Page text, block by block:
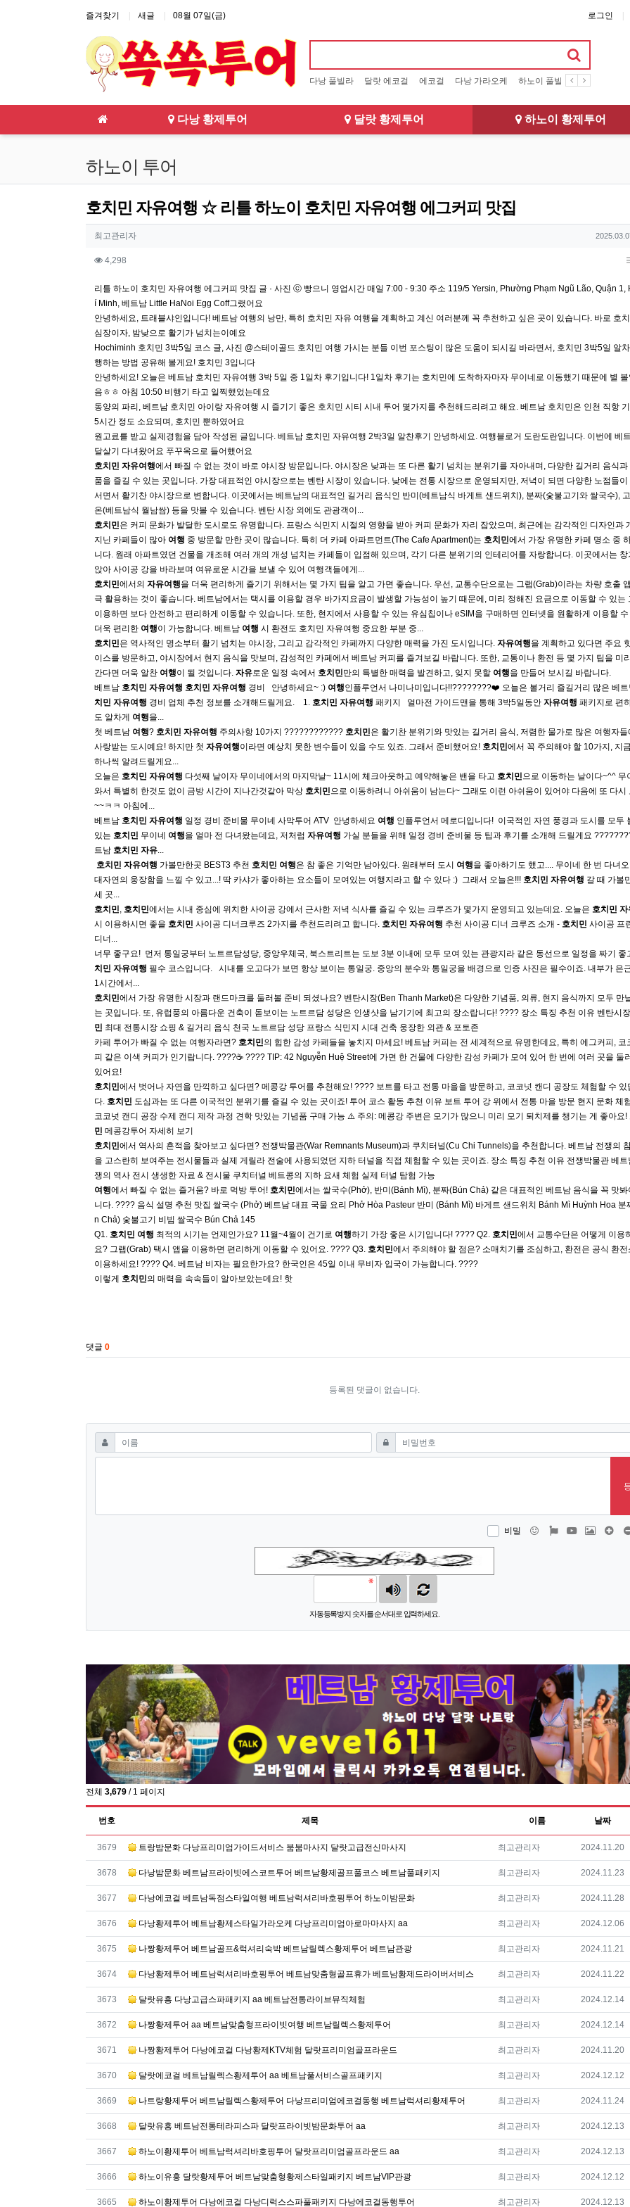
즐겨찾기 새글 08월 07일(금) 로그인
다낭 풀빌라 달랏 에코걸 에코걸 다낭 가라오케 하노이 풀빌라 달랏 풀빌라
다낭 황제투어 달랏 황제투어 하노이 황제투어
하노이 투어
호치민 자유여행 ☆ 리틀 하노이 호치민 자유여행 에그커피 맛집
작성자 정보
최고관리자작성 작성일
컨텐츠 정보
4,298
본문
리틀 하노이 호치민 자유여행 에그커피 맛집 글 · 사진 ⓒ 빵으니 ️영업시간 매일 7:00 - 9:30 주소 119/5 Yersin, Phường Phạm Ngũ Lão, Quận 1,
í Minh, 베트남 Little HaNoi Egg Coff그랬어요
안녕하세요, 트래블샤인입니다! 베트남 여행의 낭만, 특히 호치민 자유 여행을 계획하고 계신 여러분께 꼭 추천하고 싶은 곳이 있습니다. 바로 호치
심장이자, 밤낮으로 활기가 넘치는이예요
Hochiminh 호치민 3박5일 코스 글, 사진 @스테이골드 호치민 여행 가시는 분들 이번 포스팅이 많은 도움이 되시길 바라면서, 호치민 3박5일 알
행하는 방법 공유해 볼게요! 호치민 3입니다
안녕하세요! 오늘은 베트남 호치민 자유여행 3박 5일 중 1일차 후기입니다! 1일차 후기는 호치민에 도착하자마자 무이네로 이동했기 때문에 별 볼
음ㅎㅎ 아침 10:50 비행기 타고 일찍했었는데요
동양의 파리, 베트남 호치민 아이랑 자유여행 시 즐기기 좋은 호치민 시티 시내 투어 몇가지를 추천해드리려고 해요. 베트남 호치민은 인천 직항
5시간 정도 소요되며, 호치민 뿐하였어요
원고료를 받고 실제경험을 담아 작성된 글입니다. 베트남 호치민 자유여행 2박3일 알찬후기 안녕하세요. 여행블로거 도란도란입니다. 이번에 베
달살기 다녀왔어요 푸꾸옥으로 들어했어요
호치민 자유여행에서 빠질 수 없는 것이 바로 야시장 방문입니다. 야시장은 낮과는 또 다른 활기 넘치는 분위기를 자아내며, 다양한 길거리 음식과
품을 즐길 수 있는 곳입니다. 가장 대표적인 야시장으로는 벤탄 시장이 있습니다. 낮에는 전통 시장으로 운영되지만, 저녁이 되면 다양한 노점들이
서면서 활기찬 야시장으로 변합니다. 이곳에서는 베트남의 대표적인 길거리 음식인 반미(베트남식 바게트 샌드위치), 분짜(숯불고기와 쌀국수),
온(베트남식 월남쌈) 등을 맛볼 수 있습니다. 벤탄 시장 외에도 관광객이...
호치민은 커피 문화가 발달한 도시로도 유명합니다. 프랑스 식민지 시절의 영향을 받아 커피 문화가 자리 잡았으며, 최근에는 감각적인 디자인과
지닌 카페들이 많아 여행 중 방문할 만한 곳이 많습니다. 특히 더 카페 아파트먼트(The Cafe Apartment)는 호치민에서 가장 유명한 카페 명소 중
니다. 원래 아파트였던 건물을 개조해 여러 개의 개성 넘치는 카페들이 입점해 있으며, 각기 다른 분위기의 인테리어를 자랑합니다. 이곳에서는 창
앉아 사이공 강을 바라보며 여유로운 시간을 보낼 수 있어 여행객들에게...
호치민에서의 자유여행을 더욱 편리하게 즐기기 위해서는 몇 가지 팁을 알고 가면 좋습니다. 우선, 교통수단으로는 그랩(Grab)이라는 차량 호출
극 활용하는 것이 좋습니다. 베트남에서는 택시를 이용할 경우 바가지요금이 발생할 가능성이 높기 때문에, 미리 정해진 요금으로 이동할 수 있는
이용하면 보다 안전하고 편리하게 이동할 수 있습니다. 또한, 현지에서 사용할 수 있는 유심칩이나 eSIM을 구매하면 인터넷을 원활하게 이용할 수
더욱 편리한 여행이 가능합니다. 베트남 여행 시 환전도 호치민 자유여행 중요한 부분 중...
호치민은 역사적인 명소부터 활기 넘치는 야시장, 그리고 감각적인 카페까지 다양한 매력을 가진 도시입니다. 자유여행을 계획하고 있다면 주요
이스를 방문하고, 야시장에서 현지 음식을 맛보며, 감성적인 카페에서 베트남 커피를 즐겨보길 바랍니다. 또한, 교통이나 환전 등 몇 가지 팁을 미
간다면 더욱 알찬 여행이 될 것입니다. 자유로운 일정 속에서 호치민만의 특별한 매력을 발견하고, 잊지 못할 여행을 만들어 보시길 바랍니다.
베트남 호치민 자유여행 호치민 자유여행 경비 ​ ​ 안녕하세요~ :) 여행인플루언서 나미나미입니다!!????????❤️ 오늘은 볼거리 즐길거리 많은 베트
치민 자유여행 경비 업체 추천 정보를 소개해드릴게요. ​ ​ ​ 1. 호치민 자유여행 패키지 ​ ​ 얼마전 가이드맨을 통해 3박5일동안 자유여행 패키지로 편
도 알차게 여행을...
첫 베트남 여행? 호치민 자유여행 주의사항 10가지 ????️???????? 호치민은 활기찬 분위기와 맛있는 길거리 음식, 저렴한 물가로 많은 여행자들
사랑받는 도시예요! 하지만 첫 자유여행이라면 예상치 못한 변수들이 있을 수도 있죠. 그래서 준비했어요! 호치민에서 꼭 주의해야 할 10가지, 지
하나씩 알려드릴게요...
오늘은 호치민 자유여행 다섯째 날이자 무이네에서의 마지막날~ 11시에 체크아웃하고 예약해놓은 밴을 타고 호치민으로 이동하는 날이다~^^ 무
와서 특별히 한것도 없이 금방 시간이 지나간것같아 막상 호치민으로 이동하려니 아쉬움이 남는다~ 그래도 이런 아쉬움이 있어야 다음에 또 다시
~~ㅋㅋ 아침에...
베트남 호치민 자유여행 일정 경비 준비물 무이네 사막투어 ATV ​ 안녕하세요 여행 인플루언서 메로디입니다! ​ 이국적인 자연 풍경과 도시를 모두
있는 호치민 무이네 여행을 얼마 전 다녀왔는데요, 저처럼 자유여행 가실 분들을 위해 일정 경비 준비물 등 팁과 후기를 소개해 드릴게요
트남 호치민 자유...
호치민 자유여행 가볼만한곳 BEST3 추천 호치민 여행은 참 좋은 기억만 남아있다. 원래부터 도시 여행을 좋아하기도 했고.... 무이네 한 번 다녀
대자연의 웅장함을 느낄 수 있고...! 딱 카샤가 좋아하는 요소들이 모여있는 여행지라고 할 수 있다 :) ​ 그래서 오늘은!!! 호치민 자유여행 갈 때 가볼
세 곳...
호치민, 호치민에서는 시내 중심에 위치한 사이공 강에서 근사한 저녁 식사를 즐길 수 있는 크루즈가 몇가지 운영되고 있는데요. 오늘은 호치민 자
시 이용하시면 좋을 호치민 사이공 디너크루즈 2가지를 추천드리려고 합니다. 호치민 자유여행 추천 사이공 디너 크루즈 소개 - 호치민 사이공 프
디너...
너무 좋구요! ​ 먼저 통일궁부터 노트르담성당, 중앙우체국, 북스트리트는 도보 3분 이내에 모두 모여 있는 관광지라 같은 동선으로 일정을 짜기 좋
치민 자유여행 필수 코스입니다. ​ ​ 시내를 오고다가 보면 항상 보이는 통일궁. 중앙의 분수와 통일궁을 배경으로 인증 사진은 필수이죠. 내부가 은
1시간에서...
호치민에서 가장 유명한 시장과 랜드마크를 둘러볼 준비 되셨나요? 벤탄시장(Ben Thanh Market)은 다양한 기념품, 의류, 현지 음식까지 모두 만
는 곳입니다. 또, 유럽풍의 아름다운 건축이 돋보이는 노트르담 성당은 인생샷을 남기기에 최고의 장소랍니다! ???? 장소 특징 추천 이유 벤탄시장
민 최대 전통시장 쇼핑 & 길거리 음식 천국 노트르담 성당 프랑스 식민지 시대 건축 웅장한 외관 & 포토존
카페 투어가 빠질 수 없는 여행자라면? 호치민의 힙한 감성 카페들을 놓치지 마세요! 베트남 커피는 전 세계적으로 유명한데요, 특히 에그커피, 코
피 같은 이색 커피가 인기랍니다. ????☕ ???? TIP: 42 Nguyễn Huệ Street에 가면 한 건물에 다양한 감성 카페가 모여 있어 한 번에 여러 곳을 둘
있어요!
호치민에서 벗어나 자연을 만끽하고 싶다면? 메콩강 투어를 추천해요! ???? 보트를 타고 전통 마을을 방문하고, 코코넛 캔디 공장도 체험할 수 있
다. 호치민 도심과는 또 다른 이국적인 분위기를 즐길 수 있는 곳이죠! 투어 코스 활동 추천 이유 보트 투어 강 위에서 전통 마을 방문 현지 문화 체
코코넛 캔디 공장 수제 캔디 제작 과정 견학 맛있는 기념품 구매 가능 ⚠️ 주의: 메콩강 주변은 모기가 많으니 미리 모기 퇴치제를 챙기는 게 좋아요!
민 메콩강투어 자세히 보기
호치민에서 역사의 흔적을 찾아보고 싶다면? 전쟁박물관(War Remnants Museum)과 쿠치터널(Cu Chi Tunnels)을 추천합니다. 베트남 전쟁의
을 고스란히 보여주는 전시물들과 실제 게릴라 전술에 사용되었던 지하 터널을 직접 체험할 수 있는 곳이죠. 장소 특징 추천 이유 전쟁박물관 베트
쟁의 역사 전시 생생한 자료 & 전시물 쿠치터널 베트콩의 지하 요새 체험 실제 터널 탐험 가능
여행에서 빠질 수 없는 즐거움? 바로 먹방 투어! 호치민에서는 쌀국수(Phở), 반미(Bánh Mì), 분짜(Bún Chả) 같은 대표적인 베트남 음식을 꼭 맛봐
니다. ???? 음식 설명 추천 맛집 쌀국수 (Phở) 베트남 대표 국물 요리 Phở Hòa Pasteur 반미 (Bánh Mì) 바게트 샌드위치 Bánh Mì Huỳnh Hoa 분
n Chả) 숯불고기 비빔 쌀국수 Bún Chả 145
Q1. 호치민 여행 최적의 시기는 언제인가요? 11월~4월이 건기로 여행하기 가장 좋은 시기입니다! ???? Q2. 호치민에서 교통수단은 어떻게 이용
요? 그랩(Grab) 택시 앱을 이용하면 편리하게 이동할 수 있어요. ???? Q3. 호치민에서 주의해야 할 점은? 소매치기를 조심하고, 환전은 공식 환전
이용하세요! ???? Q4. 베트남 비자는 필요한가요? 한국인은 45일 이내 무비자 입국이 가능합니다. ????
이렇게 호치민의 매력을 속속들이 알아보았는데요! 핫
댓글 0
등록된 댓글이 없습니다.
댓글쓰기
이름 필수 비밀번호필수
비밀 이모티콘폰트어썸
동영상 이미지 댓
자동등록방지 숫자를 순서대로 입력하세요.
전체 3,679 / 1 페이지
번호
제목 이름 날짜
번호
3679 트랑밤문화 다낭프리미엄가이드서비스 붐붐마사지 달랏고급전신마사지 등록자
최고관리자 등록일
2024.11.20
번호
3678 다낭밤문화 베트남프라이빗에스코트투어 베트남황제골프풀코스 베트남풀패키지 등록자
최고관리자 등록일
2024.11.23
번호
3677 다낭에코걸 베트남독점스타일여행 베트남럭셔리바호핑투어 하노이밤문화 등록자
최고관리자 등록일
2024.11.28
번호
3676 다낭황제투어 베트남황제스타일가라오케 다낭프리미엄아로마마사지 aa 등록자
최고관리자 등록일
2024.12.06
번호
3675 나짱황제투어 베트남골프&럭셔리숙박 베트남릴렉스황제투어 베트남관광 등록자
최고관리자 등록일
2024.11.21
번호
3674 다낭황제투어 베트남럭셔리바호핑투어 베트남맞춤형골프휴가 베트남황제드라이버서비스 등록자
최고관리자 등록일
2024.11.22
번호
3673 달랏유흥 다낭고급스파패키지 aa 베트남전통라이브뮤직체험 등록자
최고관리자 등록일
2024.12.14
번호
3672 나짱황제투어 aa 베트남맞춤형프라이빗여행 베트남릴렉스황제투어 등록자
최고관리자 등록일
2024.12.14
번호
3671 나짱황제투어 다낭에코걸 다낭황제KTV체험 달랏프리미엄골프라운드 등록자
최고관리자 등록일
2024.11.20
번호
3670 달랏에코걸 베트남릴렉스황제투어 aa 베트남풀서비스골프패키지 등록자
최고관리자 등록일
2024.12.12
번호
3669 나트랑황제투어 베트남릴렉스황제투어 다낭프리미엄에코걸동행 베트남럭셔리황제투어 등록자
최고관리자 등록일
2024.11.24
번호
3668 달랏유흥 베트남전통테라피스파 달랏프라이빗밤문화투어 aa 등록자
최고관리자 등록일
2024.12.13
번호
3667 하노이황제투어 베트남럭셔리바호핑투어 달랏프리미엄골프라운드 aa 등록자
최고관리자 등록일
2024.12.13
번호
3666 하노이유흥 달랏황제투어 베트남맞춤형황제스타일패키지 베트남VIP관광 등록자
최고관리자 등록일
2024.12.12
번호
3665 하노이황제투어 다낭에코걸 다낭디럭스스파풀패키지 다낭에코걸동행투어 등록자
최고관리자 등록일
2024.12.13